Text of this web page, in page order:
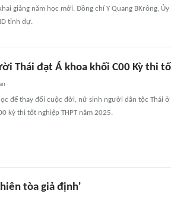
giảng năm học mới. Đồng chí Y Quang BKrông,
tỉnh dự.
Thái đạt Á khoa khối C00 Kỳ thi
để thay đổi cuộc đời, nữ sinh người dân tộc Thái
kỳ thi tốt nghiệp THPT năm 2025.
tòa giả định'